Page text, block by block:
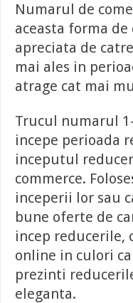
Numarul de
aceasta forma
apreciata de
mai ales in
atrage cat mai
Trucul numarul
incepe perioada
inceputul
commerce.
inceperii lor sau
bune oferte de
incep reducerile,
online in culori
prezinti
eleganta.